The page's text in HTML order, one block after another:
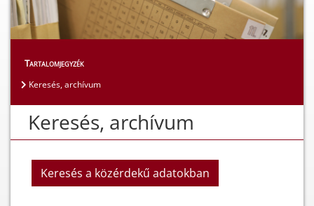
Tartalomjegyzék
Keresés, archívum
Keresés, archívum
Keresés a közérdekű adatokban